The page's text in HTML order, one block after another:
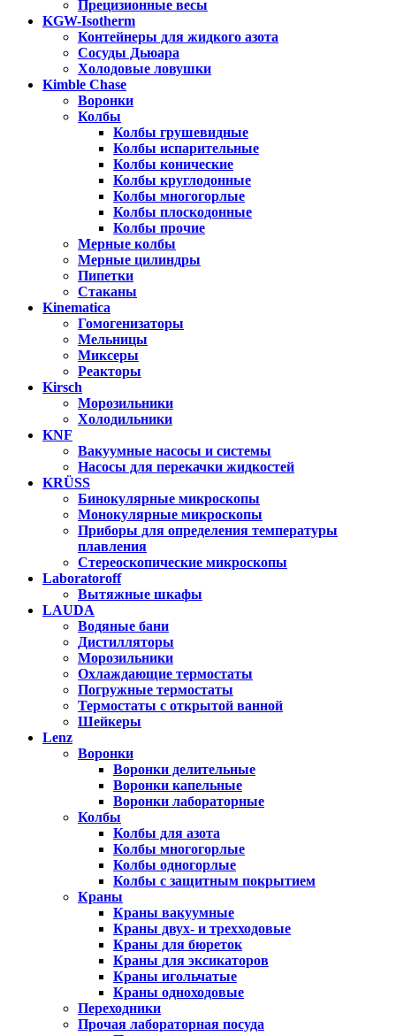
Прецизионные весы
KGW-Isotherm
Контейнеры для жидкого азота
Сосуды Дьюара
Холодовые ловушки
Kimble Chase
Воронки
Колбы
Колбы грушевидные
Колбы испарительные
Колбы конические
Колбы круглодонные
Колбы многогорлые
Колбы плоскодонные
Колбы прочие
Мерные колбы
Мерные цилиндры
Пипетки
Стаканы
Kinematica
Гомогенизаторы
Мельницы
Миксеры
Реакторы
Kirsch
Морозильники
Холодильники
KNF
Вакуумные насосы и системы
Насосы для перекачки жидкостей
KRÜSS
Бинокулярные микроскопы
Монокулярные микроскопы
Приборы для определения температуры
плавления
Стереоскопические микроскопы
Laboratoroff
Вытяжные шкафы
LAUDA
Водяные бани
Дистилляторы
Морозильники
Охлаждающие термостаты
Погружные термостаты
Термостаты с открытой ванной
Шейкеры
Lenz
Воронки
Воронки делительные
Воронки капельные
Воронки лабораторные
Колбы
Колбы для азота
Колбы многогорлые
Колбы одногорлые
Колбы с защитным покрытием
Краны
Краны вакуумные
Краны двух- и трехходовые
Краны для бюреток
Краны для эксикаторов
Краны игольчатые
Краны одноходовые
Переходники
Прочая лабораторная посуда